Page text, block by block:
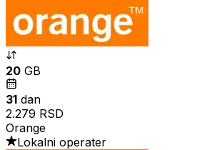
20 GB
31 dan
2.279 RSD
Orange
Lokalni operater